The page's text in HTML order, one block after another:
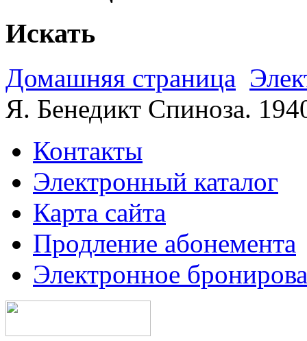
Искать
Домашняя страница
Я. Бенедикт Спиноза.
Контакты
Электронный каталог
Карта сайта
Продление абонемента
Электронное